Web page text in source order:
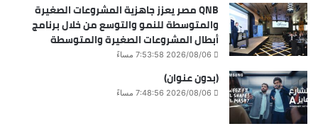
QNB مصر يعزز جاهزية المشروعات الصغيرة
والمتوسطة للنمو والتوسع من خلال برنامج
أبطال المشروعات الصغيرة والمتوسطة
2026/08/06 7:53:58 مساءً
(بدون عنوان)
2026/08/06 7:48:56 مساءً